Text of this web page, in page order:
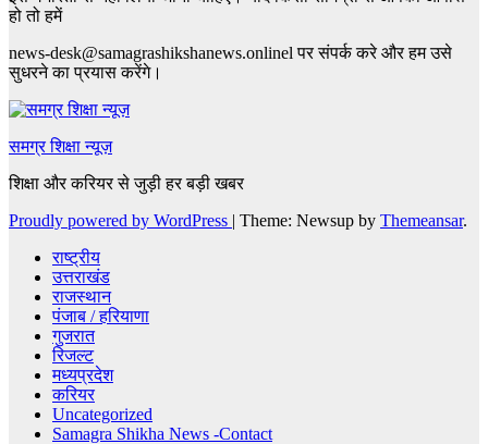
हो तो हमें
news-desk@samagrashikshanews.onlinel पर संपर्क करे और हम उसे
सुधरने का प्रयास करेंगे।
समग्र शिक्षा न्यूज़
शिक्षा और करियर से जुड़ी हर बड़ी खबर
Proudly powered by WordPress | Theme: Newsup by Themeansar.
राष्ट्रीय
उत्तराखंड
राजस्थान
पंजाब / हरियाणा
गुजरात
रिजल्ट
मध्यप्रदेश
करियर
Uncategorized
Samagra Shikha News -Contact